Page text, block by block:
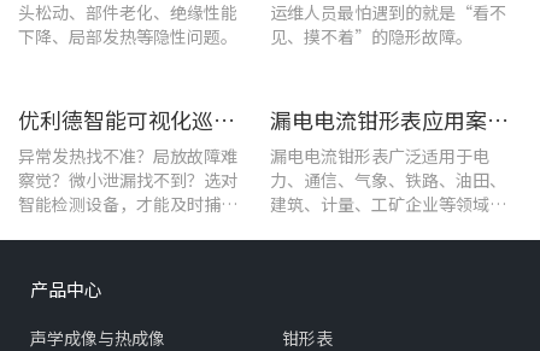
头松动、部件老化、绝缘性能
下降、局部发热等隐性问题。
运维人员最怕遇到的就是“看不
见、摸不着”的隐形故障。
优利德智能可视化巡检方案，护航油气行业高效运维
异常发热找不准？局放故障难
察觉？微小泄漏找不到？选对
智能检测设备，才能及时捕捉
漏电电流钳形表应用案例：电气设备检测
漏电电流钳形表广泛适用于电
力、通信、气象、铁路、油田、
建筑、计量、工矿企业等领域的
产品中心
声学成像与热成像
钳形表